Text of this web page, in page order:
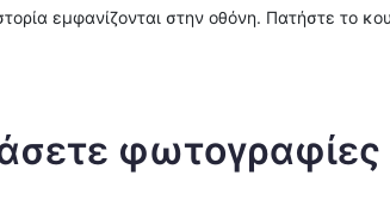
εμφανίζονται στην οθόνη. Πατήστε το
φωτογραφίες